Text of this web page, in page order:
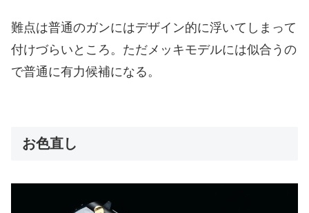
難点は普通のガンにはデザイン的に浮いてしまって
付けづらいところ。ただメッキモデルには似合うの
で普通に有力候補になる。
お色直し